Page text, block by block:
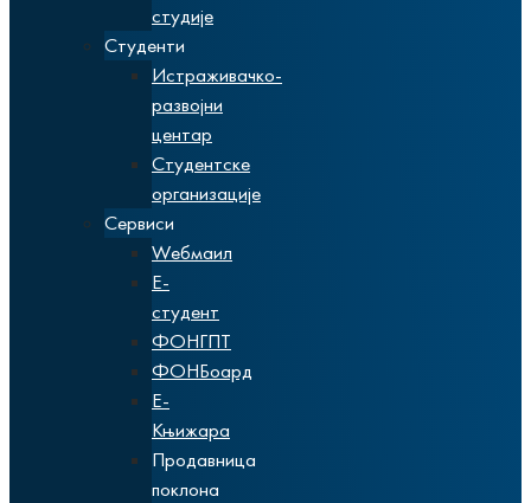
студије
Студенти
Истраживачко-
развојни
центар
Студентске
организације
Сервиси
Wебмаил
Е-
студент
ФОНГПТ
ФОНБоард
Е-
Књижара
Продавница
поклона